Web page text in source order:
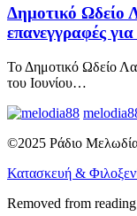
Δημοτικό Ωδείο
επανεγγραφές
Το Δημοτικό Ωδείο
του Ιουνίου…
©2025 Ράδιο
Κατασκευή &
Removed from